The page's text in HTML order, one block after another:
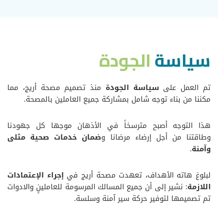
سياسةالجودة
تم العمل على سياسة الجودة منذ تصميم مصحة أريج، مما
مكننا من بناء توجه شامل بمشاركة جميع العاملين بالمصحة.
هذا التوجه أصبح مترسخاً في الأذهان موجها كل جهودنا
وطاقتنا من أجل إرضاء مرضانا وضمان خدمات صحية مثلى
وآمنة.
لبلوغ هاته الأهداف، تعهدت مصحة أريج في إجراء الإعتمادات
اللازمة: نشير إلى أن جميع المسالك المرسومة للعاملينٍ والادوات
تم تصميمها لتوفير حركة سير آمنة وسلسة.